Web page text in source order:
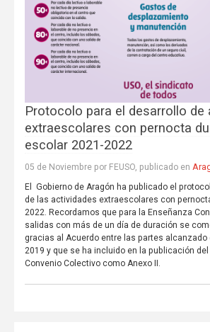
Protocolo para el desarrollo de
extraescolares con pernocta
escolar 2021-2022
05 de Noviembre por FEUSO, publicado en
El Gobierno de Aragón ha publicado el
de las actividades extraescolares con
2022. Recordamos que para la Enseñanza
salidas con más de un día de duración se
gracias al Acuerdo entre las partes alcanzado
2019 y que se ha incluido en la publicación
Convenio Colectivo como Anexo II.